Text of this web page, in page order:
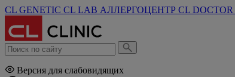
CL GENETIC CL LAB АЛЛЕРГОЦЕНТР CL DOCTOR
Версия для слабовидящих